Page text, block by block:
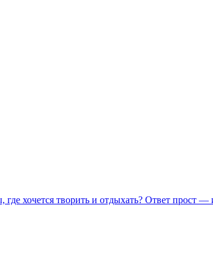
хочется творить и отдыхать? Ответ прост —